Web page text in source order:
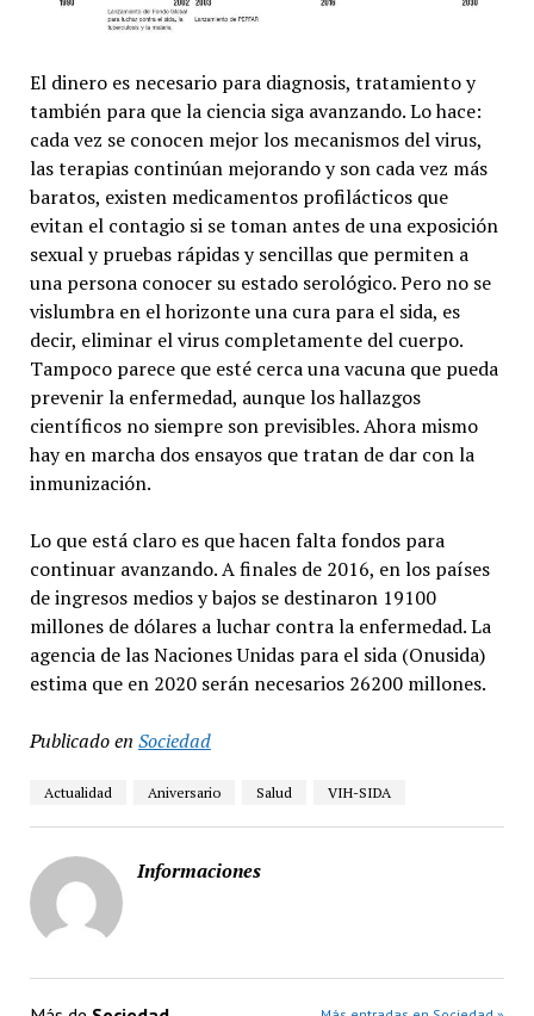
El dinero es necesario para diagnosis, tratamiento y
también para que la ciencia siga avanzando. Lo hace:
cada vez se conocen mejor los mecanismos del virus,
las terapias continúan mejorando y son cada vez más
baratos, existen medicamentos profilácticos que
evitan el contagio si se toman antes de una exposición
sexual y pruebas rápidas y sencillas que permiten a
una persona conocer su estado serológico. Pero no se
vislumbra en el horizonte una cura para el sida, es
decir, eliminar el virus completamente del cuerpo.
Tampoco parece que esté cerca una vacuna que pueda
prevenir la enfermedad, aunque los hallazgos
científicos no siempre son previsibles. Ahora mismo
hay en marcha dos ensayos que tratan de dar con la
inmunización.
Lo que está claro es que hacen falta fondos para
continuar avanzando. A finales de 2016, en los países
de ingresos medios y bajos se destinaron 19100
millones de dólares a luchar contra la enfermedad. La
agencia de las Naciones Unidas para el sida (Onusida)
estima que en 2020 serán necesarios 26200 millones.
Publicado en Sociedad
Actualidad Aniversario Salud VIH-SIDA
Informaciones